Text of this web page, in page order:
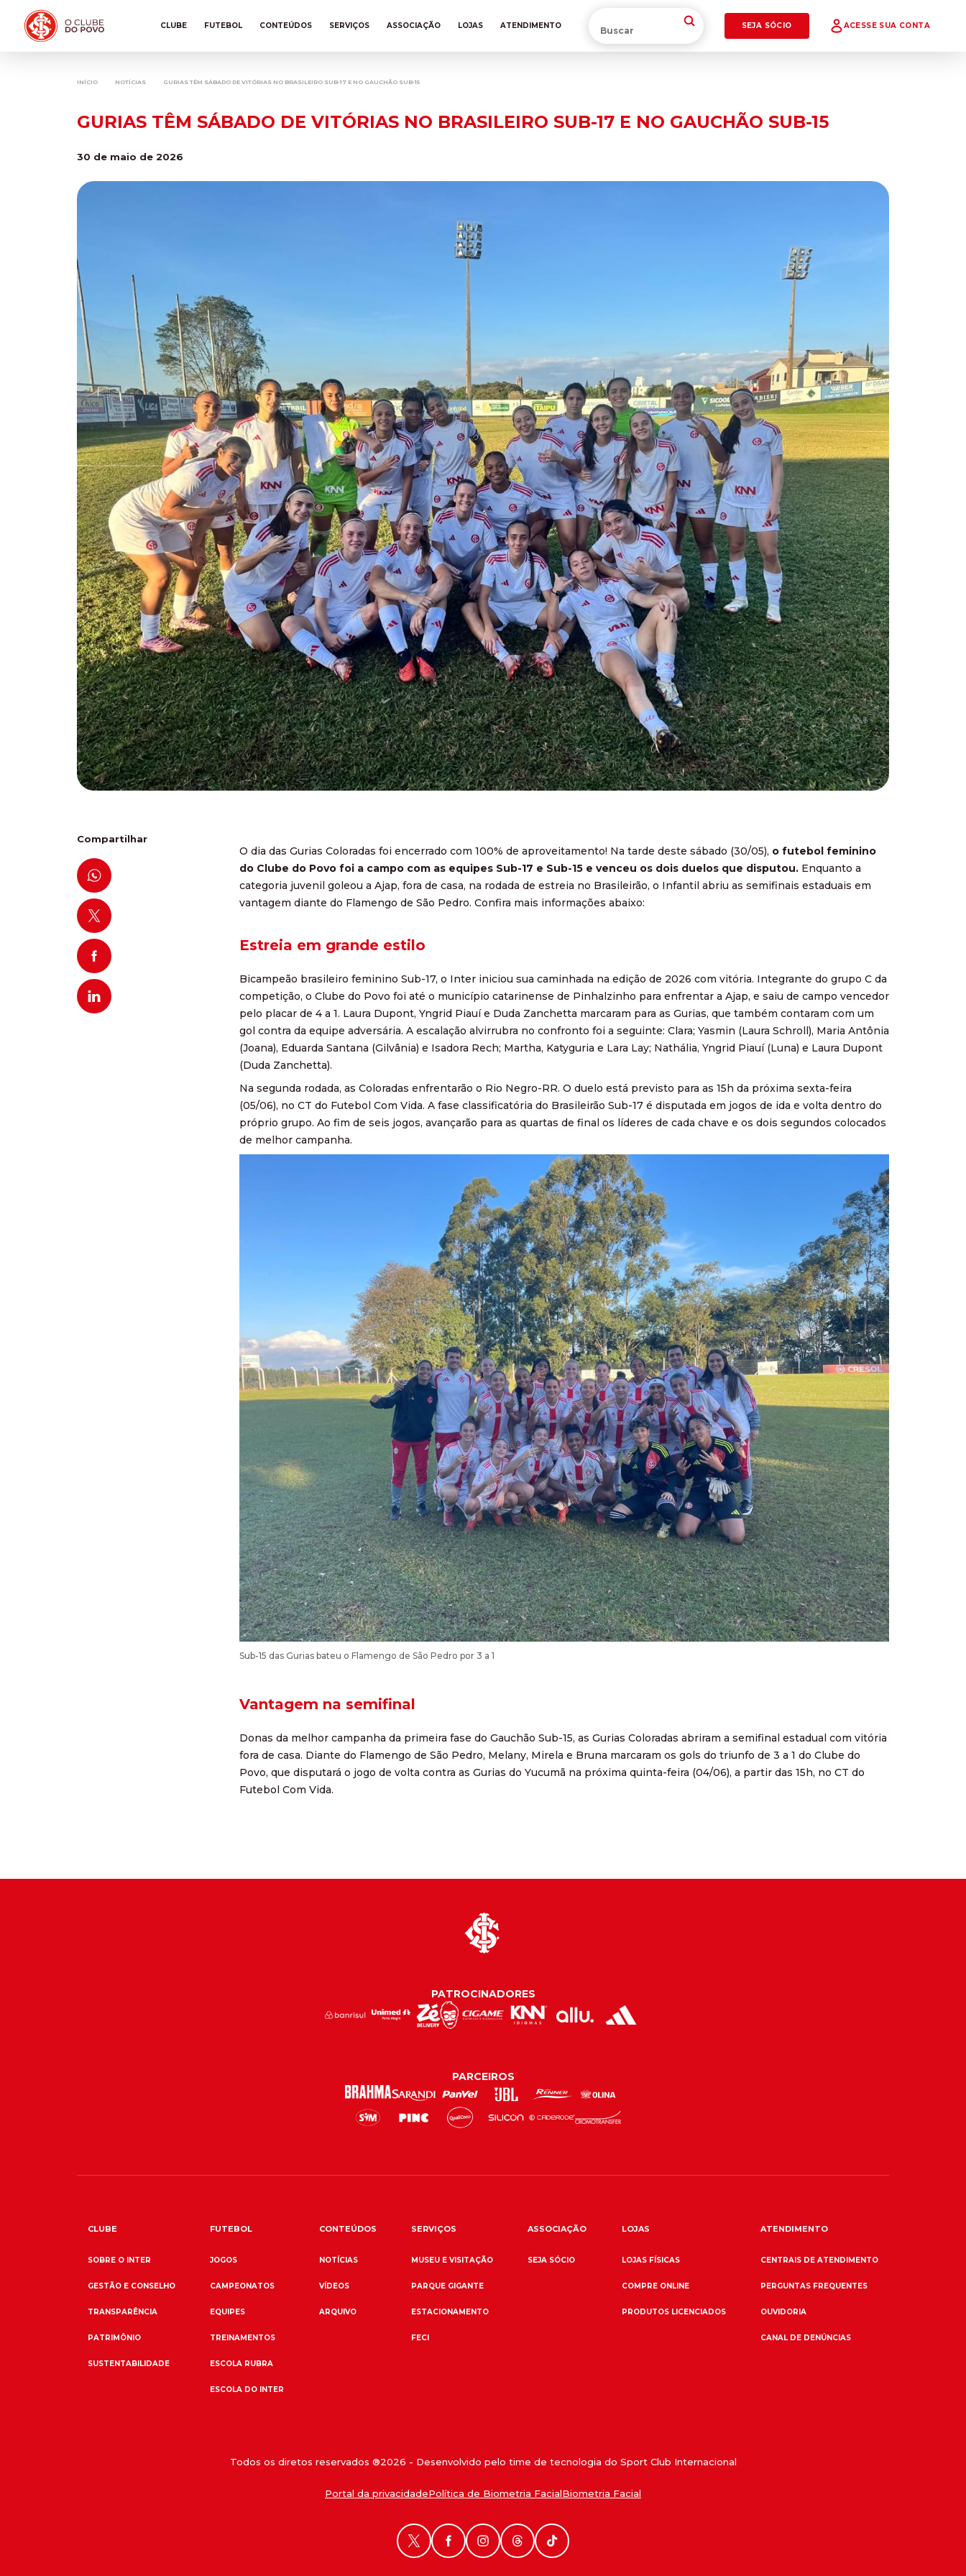
CLUBE FUTEBOL CONTEÚDOS SERVIÇOS ASSOCIAÇÃO LOJAS ATENDIMENTO SEJA SÓCIO ACESSE SUA CONTA
INÍCIO NOTÍCIAS GURIAS TÊM SÁBADO DE VITÓRIAS NO BRASILEIRO SUB-17 E NO GAUCHÃO SUB-15
GURIAS TÊM SÁBADO DE VITÓRIAS NO BRASILEIRO SUB-17 E NO GAUCHÃO SUB-15
30 de maio de 2026
Compartilhar
O dia das Gurias Coloradas foi encerrado com 100% de aproveitamento! Na tarde deste sábado (30/05), o futebol feminino
do Clube do Povo foi a campo com as equipes Sub-17 e Sub-15 e venceu os dois duelos que disputou. Enquanto a
categoria juvenil goleou a Ajap, fora de casa, na rodada de estreia no Brasileirão, o Infantil abriu as semifinais estaduais em
vantagem diante do Flamengo de São Pedro. Confira mais informações abaixo:
Estreia em grande estilo
Bicampeão brasileiro feminino Sub-17, o Inter iniciou sua caminhada na edição de 2026 com vitória. Integrante do grupo C da
competição, o Clube do Povo foi até o município catarinense de Pinhalzinho para enfrentar a Ajap, e saiu de campo vencedor
pelo placar de 4 a 1. Laura Dupont, Yngrid Piauí e Duda Zanchetta marcaram para as Gurias, que também contaram com um
gol contra da equipe adversária. A escalação alvirrubra no confronto foi a seguinte: Clara; Yasmin (Laura Schroll), Maria Antônia
(Joana), Eduarda Santana (Gilvânia) e Isadora Rech; Martha, Katyguria e Lara Lay; Nathália, Yngrid Piauí (Luna) e Laura Dupont
(Duda Zanchetta).
Na segunda rodada, as Coloradas enfrentarão o Rio Negro-RR. O duelo está previsto para as 15h da próxima sexta-feira
(05/06), no CT do Futebol Com Vida. A fase classificatória do Brasileirão Sub-17 é disputada em jogos de ida e volta dentro do
próprio grupo. Ao fim de seis jogos, avançarão para as quartas de final os líderes de cada chave e os dois segundos colocados
de melhor campanha.
Sub-15 das Gurias bateu o Flamengo de São Pedro por 3 a 1
Vantagem na semifinal
Donas da melhor campanha da primeira fase do Gauchão Sub-15, as Gurias Coloradas abriram a semifinal estadual com vitória
fora de casa. Diante do Flamengo de São Pedro, Melany, Mirela e Bruna marcaram os gols do triunfo de 3 a 1 do Clube do
Povo, que disputará o jogo de volta contra as Gurias do Yucumã na próxima quinta-feira (04/06), a partir das 15h, no CT do
Futebol Com Vida.
PATROCINADORES
PARCEIROS
CLUBE
SOBRE O INTER
GESTÃO E CONSELHO
TRANSPARÊNCIA
PATRIMÔNIO
SUSTENTABILIDADE
FUTEBOL
JOGOS
CAMPEONATOS
EQUIPES
TREINAMENTOS
ESCOLA RUBRA
ESCOLA DO INTER
CONTEÚDOS
NOTÍCIAS
VÍDEOS
ARQUIVO
SERVIÇOS
MUSEU E VISITAÇÃO
PARQUE GIGANTE
ESTACIONAMENTO
FECI
ASSOCIAÇÃO
SEJA SÓCIO
LOJAS
LOJAS FÍSICAS
COMPRE ONLINE
PRODUTOS LICENCIADOS
ATENDIMENTO
CENTRAIS DE ATENDIMENTO
PERGUNTAS FREQUENTES
OUVIDORIA
CANAL DE DENÚNCIAS
Todos os diretos reservados ®2026 - Desenvolvido pelo time de tecnologia do Sport Club Internacional
Portal da privacidadePolítica de Biometria FacialBiometria Facial